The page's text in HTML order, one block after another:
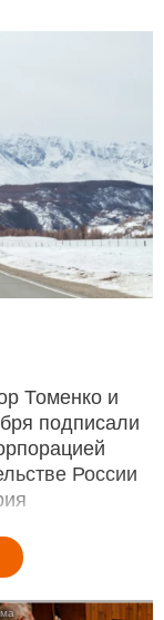
Томенко и
подписали
России